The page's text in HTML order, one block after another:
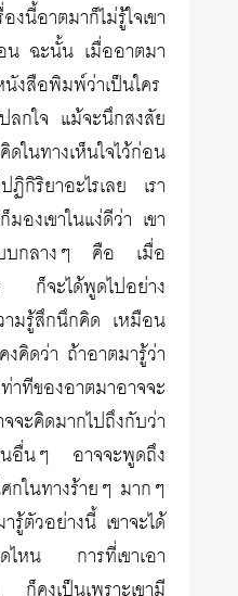
งนี้อาตมาก็ไม่รู้ใจเขา
น ฉะนั้น เมื่ออาตมา
งสือพิมพ์ว่าเป็นใคร
ลกใจ แม้จะนึกสงสัย
นทางเห็นใจไว้ก่อน
กิริยาอะไรเลย เรา
องเขาในแง่ดีว่า เขา
บบกลางๆ คือ เมื่อ
ร ก็จะได้พูดไปอย่าง
มรู้สึกนึกคิด เหมือน
คิดว่า ถ้าอาตมารู้ว่า
ทีของอาตมาอาจจะ
ะคิดมากไปถึงกับว่า
นอื่นๆ อาจจะพูดถึง
กในทางร้ายๆ มากๆ
รู้ตัวอย่างนี้ เขาจะได้
ดไหน การที่เขาเอา